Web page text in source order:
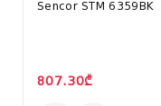
Sencor STM 6359BK
807.30₾